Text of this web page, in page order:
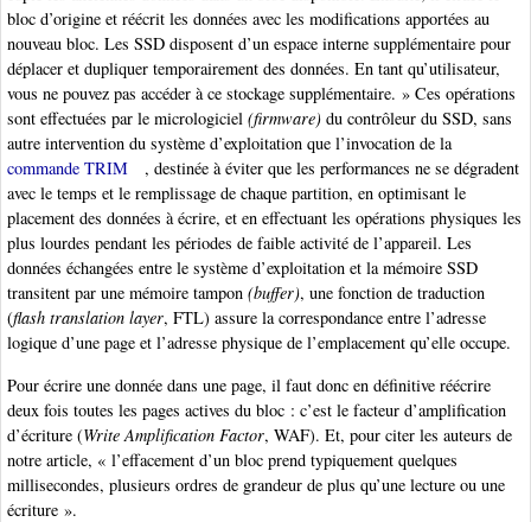
bloc d’origine et réécrit les données avec les modifications apportées au
nouveau bloc. Les SSD disposent d’un espace interne supplémentaire pour
déplacer et dupliquer temporairement des données. En tant qu’utilisateur,
vous ne pouvez pas accéder à ce stockage supplémentaire. » Ces opérations
sont effectuées par le micrologiciel (firmware) du contrôleur du SSD, sans
autre intervention du système d’exploitation que l’invocation de la
commande TRIM
, destinée à éviter que les performances ne se dégradent
avec le temps et le remplissage de chaque partition, en optimisant le
placement des données à écrire, et en effectuant les opérations physiques les
plus lourdes pendant les périodes de faible activité de l’appareil. Les
données échangées entre le système d’exploitation et la mémoire SSD
transitent par une mémoire tampon (buffer), une fonction de traduction
(flash translation layer, FTL) assure la correspondance entre l’adresse
logique d’une page et l’adresse physique de l’emplacement qu’elle occupe.
Pour écrire une donnée dans une page, il faut donc en définitive réécrire
deux fois toutes les pages actives du bloc : c’est le facteur d’amplification
d’écriture (Write Amplification Factor, WAF). Et, pour citer les auteurs de
notre article, « l’effacement d’un bloc prend typiquement quelques
millisecondes, plusieurs ordres de grandeur de plus qu’une lecture ou une
écriture ».